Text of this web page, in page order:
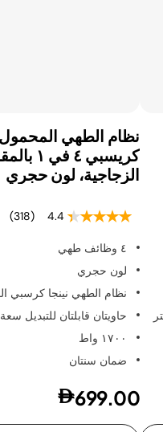
نظام الطهي المحمول
كريسبي ٤
الزجاجية، لون حجري
4.4
(318)
٤ وظائف طهي
لون حجري
نظام الطهي نينجا كرسبي
حاويتان قابلتان للتبديل سعة ١٫٤ لتر و٣٫٨ لتر
١٧٠٠ واط
ضمان سنتان
699.00